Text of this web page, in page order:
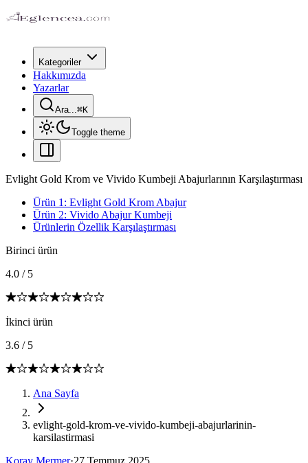
Kategoriler
Hakkımızda
Yazarlar
Ara...⌘K
Toggle theme
Evlight Gold Krom ve Vivido Kumbeji Abajurlarının Karşılaştırması
Ürün 1: Evlight Gold Krom Abajur
Ürün 2: Vivido Abajur Kumbeji
Ürünlerin Özellik Karşılaştırması
Birinci ürün
4.0 / 5
İkinci ürün
3.6 / 5
Ana Sayfa
evlight-gold-krom-ve-vivido-kumbeji-abajurlarinin-
karsilastirmasi
Koray Mermer·27 Temmuz 2025